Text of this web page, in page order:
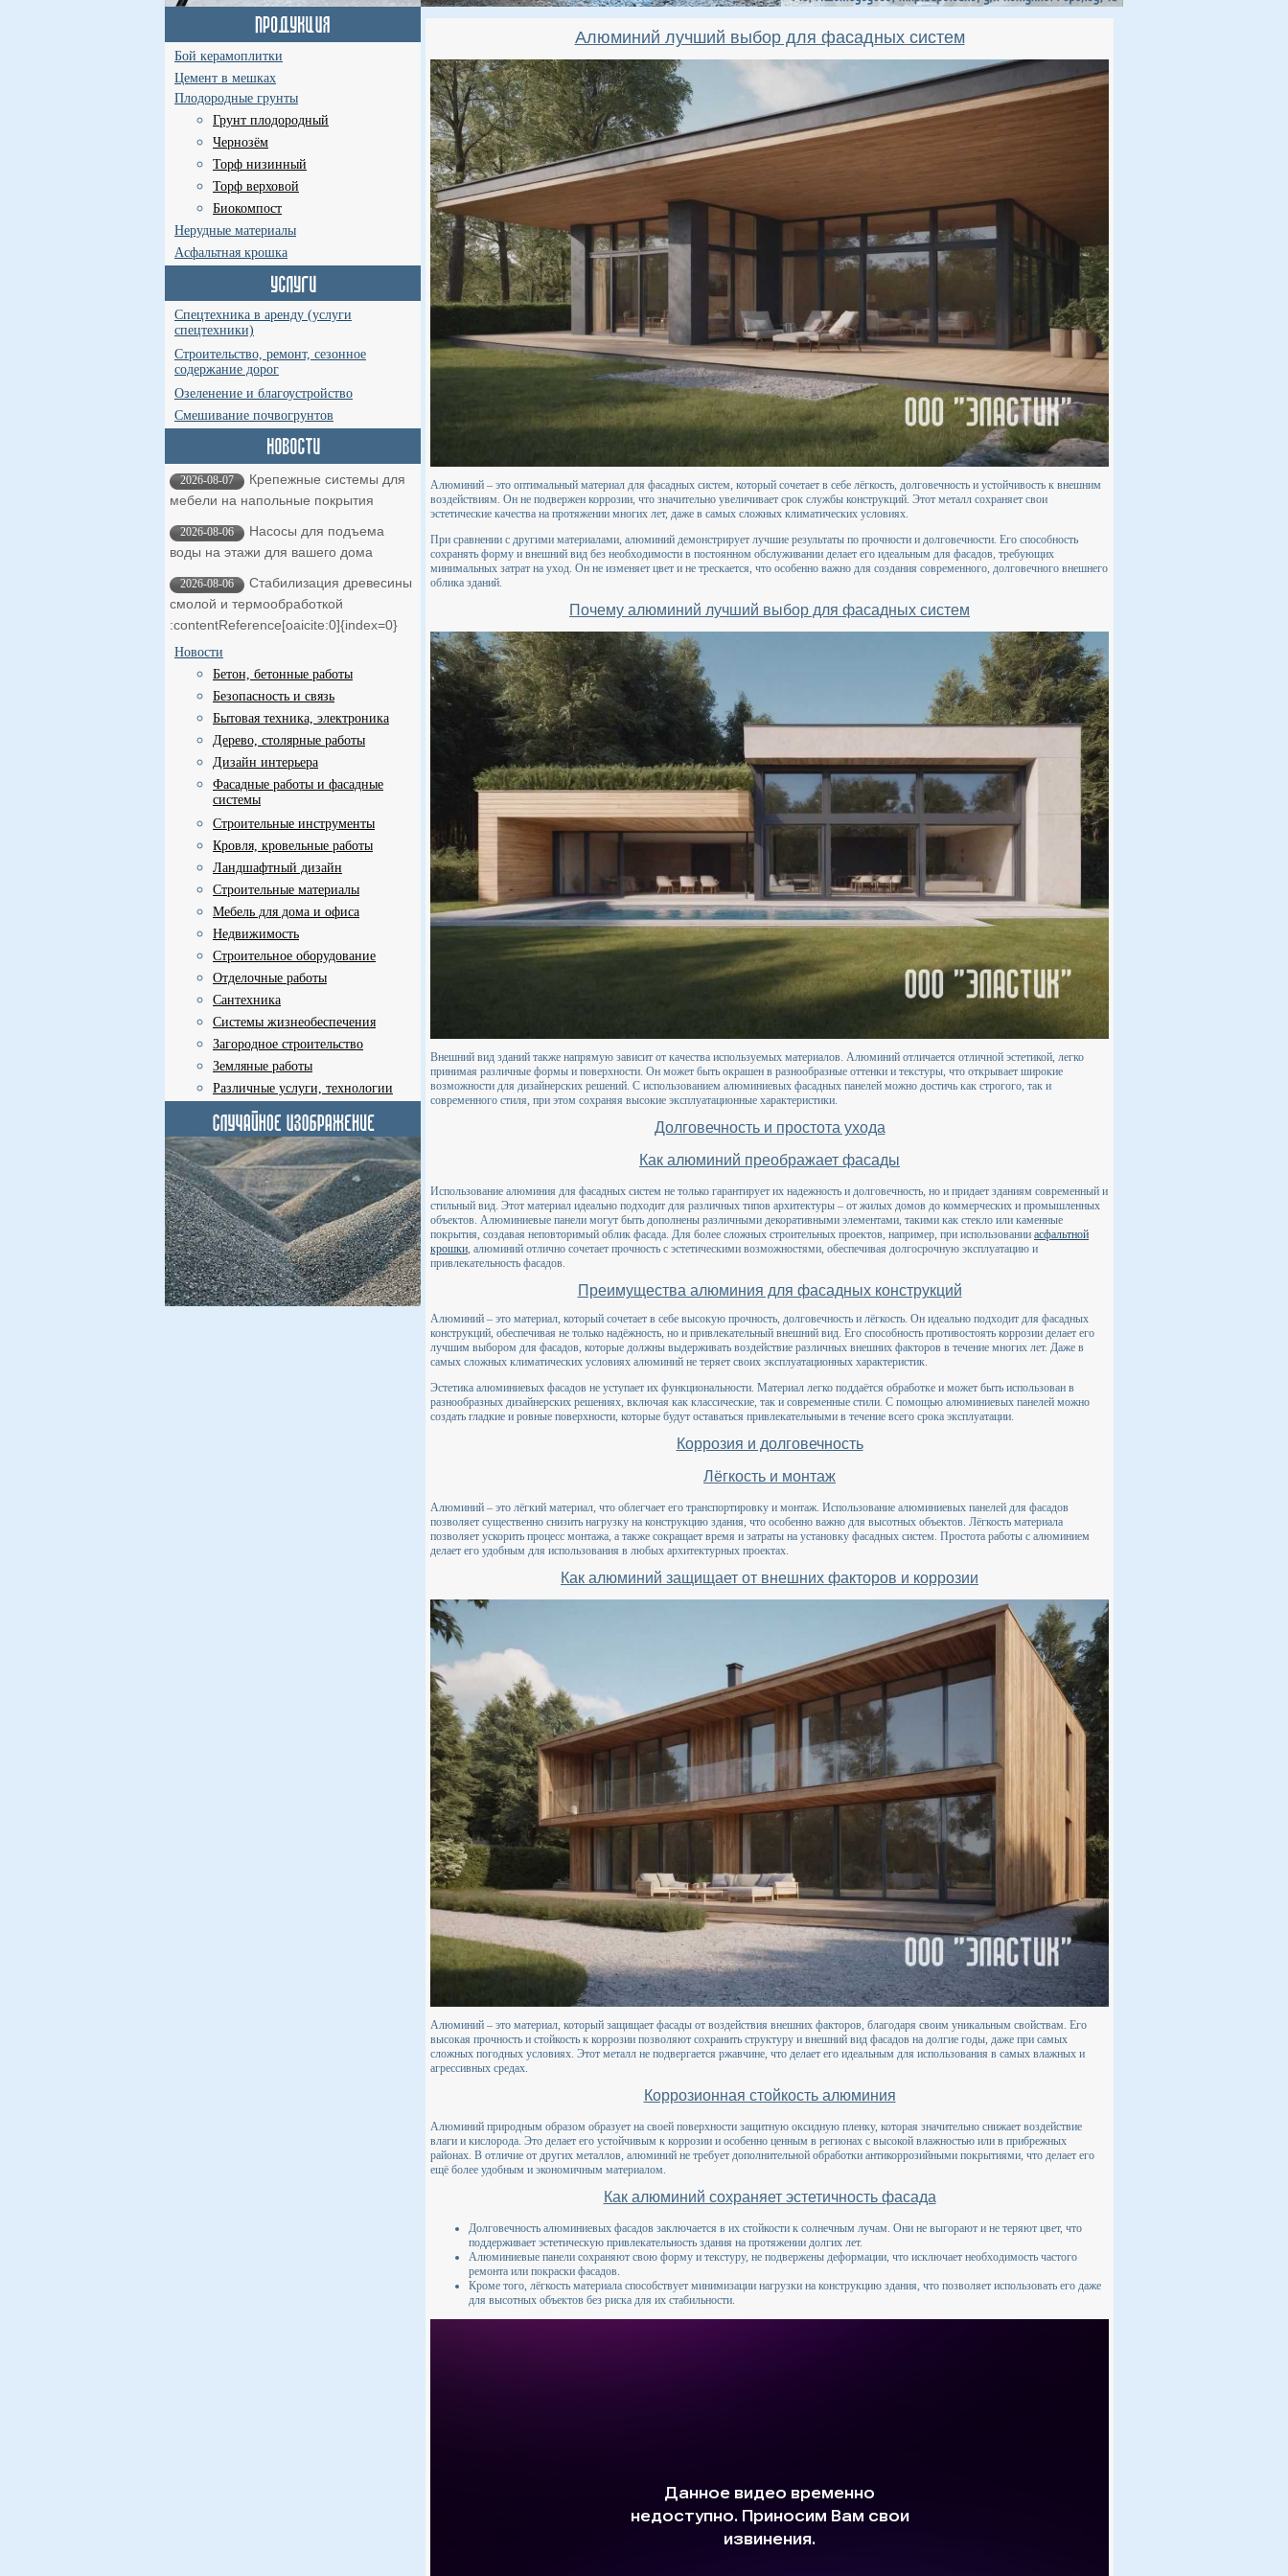
Бой керамоплитки
Цемент в мешках
Плодородные грунты
Грунт плодородный
Чернозём
Торф низинный
Торф верховой
Биокомпост
Нерудные материалы
Асфальтная крошка
Спецтехника в аренду (услуги
спецтехники)
Строительство, ремонт, сезонное
содержание дорог
Озеленение и благоустройство
Смешивание почвогрунтов
2026-08-07
Крепежные системы для
мебели на напольные покрытия
2026-08-06
Насосы для подъема
воды на этажи для вашего дома
2026-08-06
Стабилизация древесины
смолой и термообработкой ​
:contentReference[oaicite:0]{index=0}
Новости
Бетон, бетонные работы
Безопасность и связь
Бытовая техника, электроника
Дерево, столярные работы
Дизайн интерьера
Фасадные работы и фасадные
системы
Строительные инструменты
Кровля, кровельные работы
Ландшафтный дизайн
Строительные материалы
Мебель для дома и офиса
Недвижимость
Строительное оборудование
Отделочные работы
Сантехника
Системы жизнеобеспечения
Загородное строительство
Земляные работы
Различные услуги, технологии
Алюминий лучший выбор для фасадных систем
Алюминий – это оптимальный материал для фасадных систем, который сочетает в себе лёгкость, долговечность и устойчивость к внешним
воздействиям. Он не подвержен коррозии, что значительно увеличивает срок службы конструкций. Этот металл сохраняет свои
эстетические качества на протяжении многих лет, даже в самых сложных климатических условиях.
При сравнении с другими материалами, алюминий демонстрирует лучшие результаты по прочности и долговечности. Его способность
сохранять форму и внешний вид без необходимости в постоянном обслуживании делает его идеальным для фасадов, требующих
минимальных затрат на уход. Он не изменяет цвет и не трескается, что особенно важно для создания современного, долговечного внешнего
облика зданий.
Почему алюминий лучший выбор для фасадных систем
Внешний вид зданий также напрямую зависит от качества используемых материалов. Алюминий отличается отличной эстетикой, легко
принимая различные формы и поверхности. Он может быть окрашен в разнообразные оттенки и текстуры, что открывает широкие
возможности для дизайнерских решений. С использованием алюминиевых фасадных панелей можно достичь как строгого, так и
современного стиля, при этом сохраняя высокие эксплуатационные характеристики.
Долговечность и простота ухода
Как алюминий преображает фасады
Использование алюминия для фасадных систем не только гарантирует их надежность и долговечность, но и придает зданиям современный и
стильный вид. Этот материал идеально подходит для различных типов архитектуры – от жилых домов до коммерческих и промышленных
объектов. Алюминиевые панели могут быть дополнены различными декоративными элементами, такими как стекло или каменные
покрытия, создавая неповторимый облик фасада. Для более сложных строительных проектов, например, при использовании асфальтной
крошки, алюминий отлично сочетает прочность с эстетическими возможностями, обеспечивая долгосрочную эксплуатацию и
привлекательность фасадов.
Преимущества алюминия для фасадных конструкций
Алюминий – это материал, который сочетает в себе высокую прочность, долговечность и лёгкость. Он идеально подходит для фасадных
конструкций, обеспечивая не только надёжность, но и привлекательный внешний вид. Его способность противостоять коррозии делает его
лучшим выбором для фасадов, которые должны выдерживать воздействие различных внешних факторов в течение многих лет. Даже в
самых сложных климатических условиях алюминий не теряет своих эксплуатационных характеристик.
Эстетика алюминиевых фасадов не уступает их функциональности. Материал легко поддаётся обработке и может быть использован в
разнообразных дизайнерских решениях, включая как классические, так и современные стили. С помощью алюминиевых панелей можно
создать гладкие и ровные поверхности, которые будут оставаться привлекательными в течение всего срока эксплуатации.
Коррозия и долговечность
Лёгкость и монтаж
Алюминий – это лёгкий материал, что облегчает его транспортировку и монтаж. Использование алюминиевых панелей для фасадов
позволяет существенно снизить нагрузку на конструкцию здания, что особенно важно для высотных объектов. Лёгкость материала
позволяет ускорить процесс монтажа, а также сокращает время и затраты на установку фасадных систем. Простота работы с алюминием
делает его удобным для использования в любых архитектурных проектах.
Как алюминий защищает от внешних факторов и коррозии
Алюминий – это материал, который защищает фасады от воздействия внешних факторов, благодаря своим уникальным свойствам. Его
высокая прочность и стойкость к коррозии позволяют сохранить структуру и внешний вид фасадов на долгие годы, даже при самых
сложных погодных условиях. Этот металл не подвергается ржавчине, что делает его идеальным для использования в самых влажных и
агрессивных средах.
Коррозионная стойкость алюминия
Алюминий природным образом образует на своей поверхности защитную оксидную пленку, которая значительно снижает воздействие
влаги и кислорода. Это делает его устойчивым к коррозии и особенно ценным в регионах с высокой влажностью или в прибрежных
районах. В отличие от других металлов, алюминий не требует дополнительной обработки антикоррозийными покрытиями, что делает его
ещё более удобным и экономичным материалом.
Как алюминий сохраняет эстетичность фасада
Долговечность алюминиевых фасадов заключается в их стойкости к солнечным лучам. Они не выгорают и не теряют цвет, что
поддерживает эстетическую привлекательность здания на протяжении долгих лет.
Алюминиевые панели сохраняют свою форму и текстуру, не подвержены деформации, что исключает необходимость частого
ремонта или покраски фасадов.
Кроме того, лёгкость материала способствует минимизации нагрузки на конструкцию здания, что позволяет использовать его даже
для высотных объектов без риска для их стабильности.